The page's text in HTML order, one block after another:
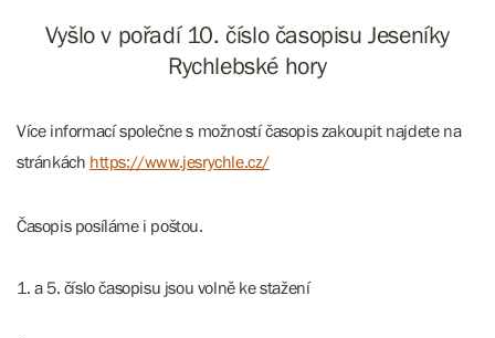
Vyšlo v pořadí 10. číslo časopisu Jeseníky
Rychlebské hory
Více informací společne s možností časopis zakoupit najdete na
stránkách https://www.jesrychle.cz/
Časopis posíláme i poštou.
1. a 5. číslo časopisu jsou volně ke stažení